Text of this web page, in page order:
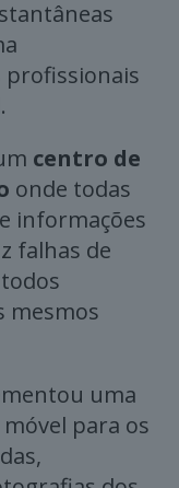
profissionais
centro de
onde todas
informações
falhas de
mesmos
uma
para os